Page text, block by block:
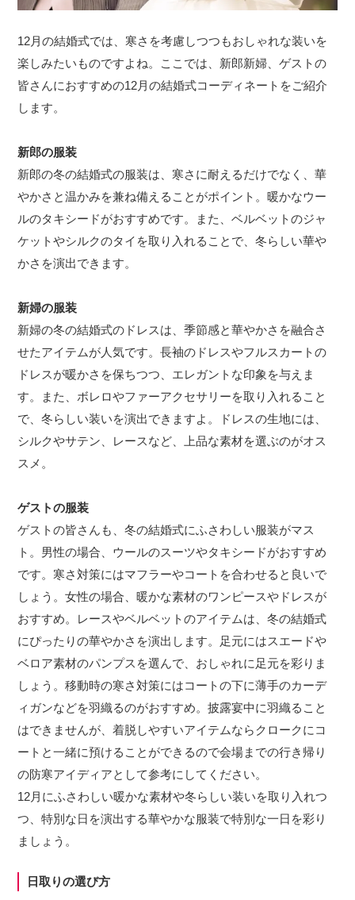
12月の結婚式では、寒さを考慮しつつもおしゃれな装いを
楽しみたいものですよね。ここでは、新郎新婦、ゲストの
皆さんにおすすめの12月の結婚式コーディネートをご紹介
します。
新郎の服装
新郎の冬の結婚式の服装は、寒さに耐えるだけでなく、華
やかさと温かみを兼ね備えることがポイント。暖かなウー
ルのタキシードがおすすめです。また、ベルベットのジャ
ケットやシルクのタイを取り入れることで、冬らしい華や
かさを演出できます。
新婦の服装
新婦の冬の結婚式のドレスは、季節感と華やかさを融合さ
せたアイテムが人気です。長袖のドレスやフルスカートの
ドレスが暖かさを保ちつつ、エレガントな印象を与えま
す。また、ボレロやファーアクセサリーを取り入れること
で、冬らしい装いを演出できますよ。ドレスの生地には、
シルクやサテン、レースなど、上品な素材を選ぶのがオス
スメ。
ゲストの服装
ゲストの皆さんも、冬の結婚式にふさわしい服装がマス
ト。男性の場合、ウールのスーツやタキシードがおすすめ
です。寒さ対策にはマフラーやコートを合わせると良いで
しょう。女性の場合、暖かな素材のワンピースやドレスが
おすすめ。レースやベルベットのアイテムは、冬の結婚式
にぴったりの華やかさを演出します。足元にはスエードや
ベロア素材のパンプスを選んで、おしゃれに足元を彩りま
しょう。移動時の寒さ対策にはコートの下に薄手のカーデ
ィガンなどを羽織るのがおすすめ。披露宴中に羽織ること
はできませんが、着脱しやすいアイテムならクロークにコ
ートと一緒に預けることができるので会場までの行き帰り
の防寒アイディアとして参考にしてください。
12月にふさわしい暖かな素材や冬らしい装いを取り入れつ
つ、特別な日を演出する華やかな服装で特別な一日を彩り
ましょう。
日取りの選び方